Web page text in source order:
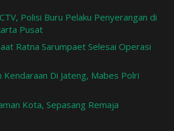
Polisi Buru Pelaku Penyerangan di
Pusat
Ratna Sarumpaet Selesai Operasi
Kendaraan Di Jateng, Mabes Polri
Kota, Sepasang Remaja